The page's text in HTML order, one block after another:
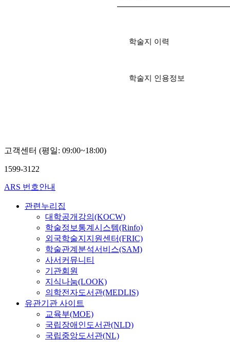
학술지 이력
학술지 인용정보
고객센터 (평일: 09:00~18:00)
1599-3122
ARS 번호안내
관련누리집
대학공개강의(KOCW)
학술정보통계시스템(Rinfo)
외국학술지지원센터(FRIC)
학술관계분석서비스(SAM)
사서커뮤니티
기관회원
지식나눔(LOOK)
의학전자도서관(MEDLIS)
유관기관 사이트
교육부(MOE)
국립장애인도서관(NLD)
국립중앙도서관(NL)